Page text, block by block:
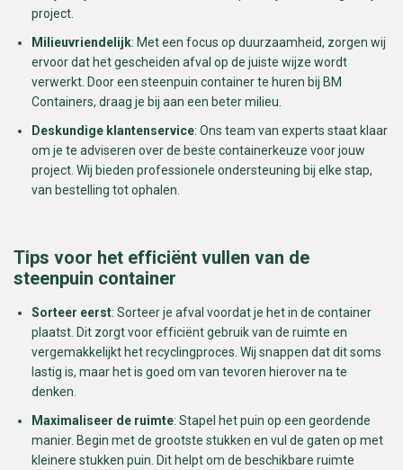
project.
Milieuvriendelijk: Met een focus op duurzaamheid, zorgen wij
ervoor dat het gescheiden afval op de juiste wijze wordt
verwerkt. Door een steenpuin container te huren bij BM
Containers, draag je bij aan een beter milieu.
Deskundige klantenservice: Ons team van experts staat klaar
om je te adviseren over de beste containerkeuze voor jouw
project. Wij bieden professionele ondersteuning bij elke stap,
van bestelling tot ophalen.
Tips voor het efficiënt vullen van de
steenpuin container
Sorteer eerst: Sorteer je afval voordat je het in de container
plaatst. Dit zorgt voor efficiënt gebruik van de ruimte en
vergemakkelijkt het recyclingproces. Wij snappen dat dit soms
lastig is, maar het is goed om van tevoren hierover na te
denken.
Maximaliseer de ruimte: Stapel het puin op een geordende
manier. Begin met de grootste stukken en vul de gaten op met
kleinere stukken puin. Dit helpt om de beschikbare ruimte